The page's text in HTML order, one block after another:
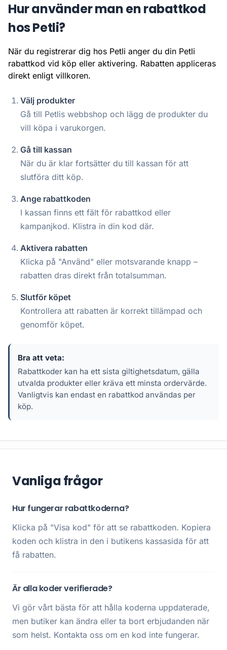
Hur använder man en rabattkod
hos Petli?
När du registrerar dig hos Petli anger du din Petli
rabattkod vid köp eller aktivering. Rabatten appliceras
direkt enligt villkoren.
Välj produkter
Gå till Petlis webbshop och lägg de produkter du
vill köpa i varukorgen.
Gå till kassan
När du är klar fortsätter du till kassan för att
slutföra ditt köp.
Ange rabattkoden
I kassan finns ett fält för rabattkod eller
kampanjkod. Klistra in din kod där.
Aktivera rabatten
Klicka på "Använd" eller motsvarande knapp –
rabatten dras direkt från totalsumman.
Slutför köpet
Kontrollera att rabatten är korrekt tillämpad och
genomför köpet.
Bra att veta:
Rabattkoder kan ha ett sista giltighetsdatum, gälla
utvalda produkter eller kräva ett minsta ordervärde.
Vanligtvis kan endast en rabattkod användas per
köp.
Vanliga frågor
Hur fungerar rabattkoderna?
Klicka på "Visa kod" för att se rabattkoden. Kopiera
koden och klistra in den i butikens kassasida för att
få rabatten.
Är alla koder verifierade?
Vi gör vårt bästa för att hålla koderna uppdaterade,
men butiker kan ändra eller ta bort erbjudanden när
som helst. Kontakta oss om en kod inte fungerar.